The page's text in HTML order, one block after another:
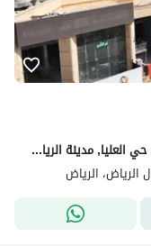
محل للإيجار في شارع الأمير سلطان بن عبدالعزيز, حي العليا, مدينة الرياض, منطقة الرياض
الرياض، الرياض